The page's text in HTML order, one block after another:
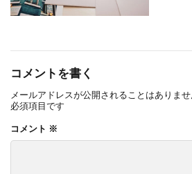
コメントを書く
メールアドレスが公開されることはありませ
必須項目です
コメント ※